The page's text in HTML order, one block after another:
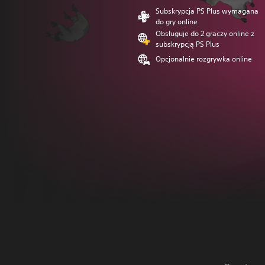
Subskrypcja PS Plus wymagana
do gry online
Obsługuje do 2 graczy online z
subskrypcją PS Plus
Opcjonalnie rozgrywka online